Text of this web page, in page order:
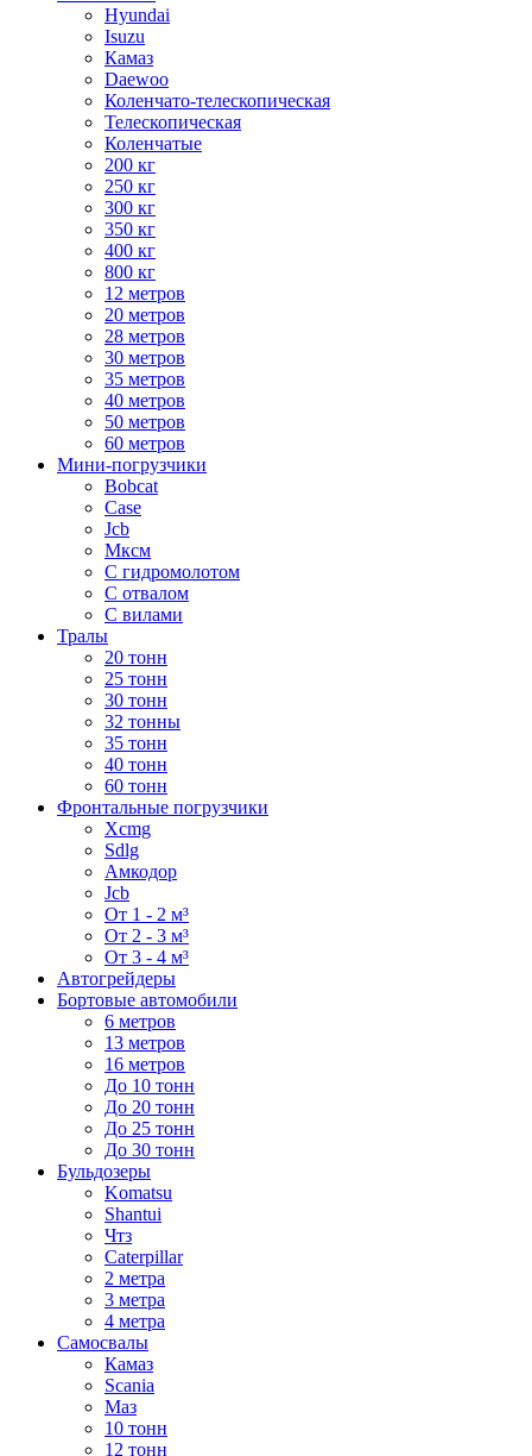
Hyundai
Isuzu
Камаз
Daewoo
Коленчато-телескопическая
Телескопическая
Коленчатые
200 кг
250 кг
300 кг
350 кг
400 кг
800 кг
12 метров
20 метров
28 метров
30 метров
35 метров
40 метров
50 метров
60 метров
Мини-погрузчики
Bobcat
Case
Jcb
Мксм
С гидромолотом
С отвалом
С вилами
Тралы
20 тонн
25 тонн
30 тонн
32 тонны
35 тонн
40 тонн
60 тонн
Фронтальные погрузчики
Xcmg
Sdlg
Амкодор
Jcb
От 1 - 2 м³
От 2 - 3 м³
От 3 - 4 м³
Автогрейдеры
Бортовые автомобили
6 метров
13 метров
16 метров
До 10 тонн
До 20 тонн
До 25 тонн
До 30 тонн
Бульдозеры
Komatsu
Shantui
Чтз
Caterpillar
2 метра
3 метра
4 метра
Самосвалы
Камаз
Scania
Маз
10 тонн
12 тонн